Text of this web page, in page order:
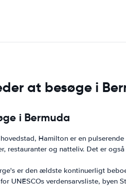
at besøge i
i Bermuda
Hamilton er en
restauranter og natteliv. Det er
er den ældste kontinuerligt
UNESCOs verdensarvsliste, byen